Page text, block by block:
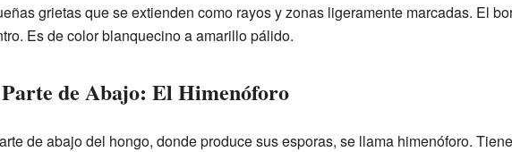
grietas que se extienden como rayos y zonas ligeramente marcadas. El
Es de color blanquecino a amarillo pálido.
de Abajo: El Himenóforo
de abajo del hongo, donde produce sus esporas, se llama himenóforo.